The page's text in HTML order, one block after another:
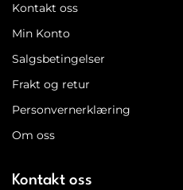
Kontakt oss
Min Konto
Salgsbetingelser
Frakt og retur
Personvernerklæring
Om oss
Kontakt oss